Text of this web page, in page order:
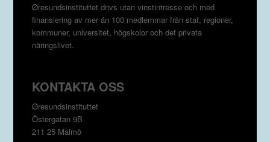
Øresundsinstituttet drivs utan vinst­intresse och med
finansiering av mer än 100 medlemmar från stat, regioner,
kommuner, universitet, högskolor och det privata
näringslivet.
KONTAKTA OSS
Øresundsinstituttet
Östergatan 9B
211 25 Malmö